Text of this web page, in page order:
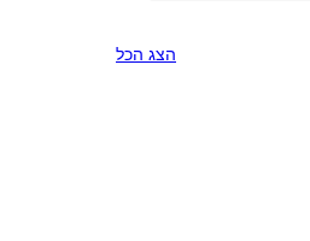
הצג הכל